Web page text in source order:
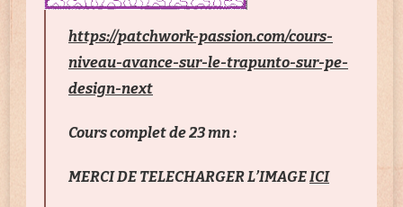
https://patchwork-passion.com/cours-
niveau-avance-sur-le-trapunto-sur-pe-
design-next
Cours complet de 23 mn :
MERCI DE TELECHARGER L’IMAGEICI